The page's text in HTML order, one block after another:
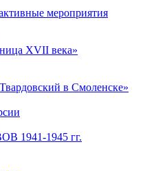
мероприятия
XVII века»
в Смоленске»
1941-1945 гг.